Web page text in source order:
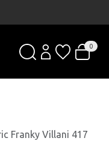
0
Franky Villani 417